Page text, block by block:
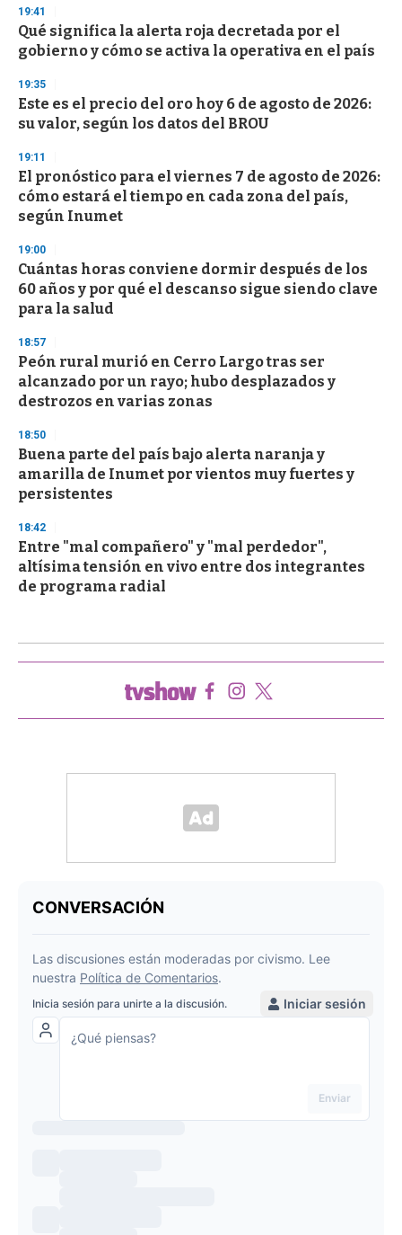
3
s
c
n
d
19:41
Qué significa la alerta roja decretada por el
gobierno y cómo se activa la operativa en el país
19:35
Este es el precio del oro hoy 6 de agosto de 2026:
su valor, según los datos del BROU
19:11
El pronóstico para el viernes 7 de agosto de 2026:
cómo estará el tiempo en cada zona del país,
según Inumet
19:00
Cuántas horas conviene dormir después de los
60 años y por qué el descanso sigue siendo clave
para la salud
18:57
Peón rural murió en Cerro Largo tras ser
alcanzado por un rayo; hubo desplazados y
destrozos en varias zonas
18:50
Buena parte del país bajo alerta naranja y
amarilla de Inumet por vientos muy fuertes y
persistentes
18:42
Entre "mal compañero" y "mal perdedor",
altísima tensión en vivo entre dos integrantes
de programa radial